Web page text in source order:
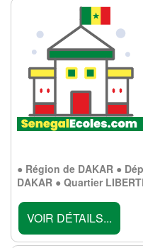
● Région de DAKAR ●
DAKAR ● Quartier
VOIR DÉTAILS...